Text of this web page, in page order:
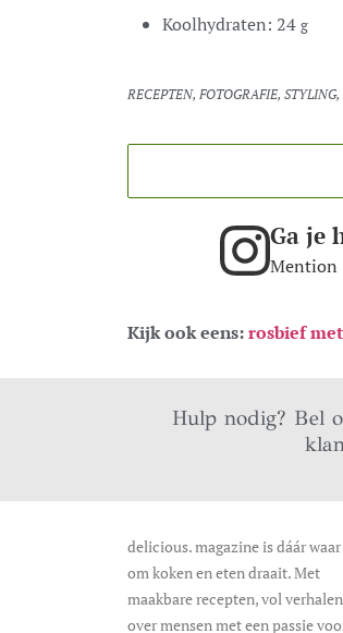
Koolhydraten: 24 g
RECEPTEN, FOTOGRAFIE,
Ga je
Mention
Kijk ook eens:rosbief
Hulp nodig? Bel
delicious. magazine is dáár
om koken en eten draait. Met
maakbare recepten, vol verhalen
over mensen met een passie